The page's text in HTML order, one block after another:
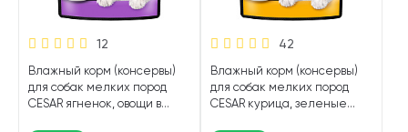
12
Влажный корм (консервы)
для собак мелких пород
CESAR ягненок, овощи в
42
Влажный корм (консервы)
для собак мелких пород
CESAR курица, зеленые